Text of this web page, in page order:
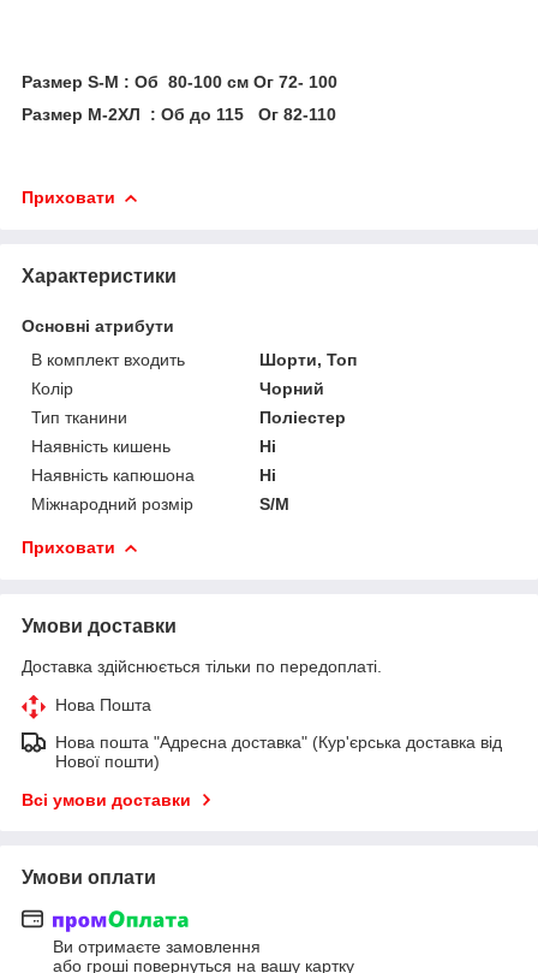
Размер S-М : Об 80-100 см Ог 72- 100
Размер М-2ХЛ : Об до 115 Ог 82-110
Приховати
Характеристики
Основні атрибути
В комплект входить
Шорти, Топ
Колір
Чорний
Тип тканини
Поліестер
Наявність кишень
Ні
Наявність капюшона
Ні
Міжнародний розмір
S/M
Приховати
Умови доставки
Доставка здійснюється тільки по передоплаті.
Нова Пошта
Нова пошта "Адресна доставка" (Кур'єрська доставка від
Нової пошти)
Всі умови доставки
Умови оплати
Ви отримаєте замовлення
або гроші повернуться на вашу картку